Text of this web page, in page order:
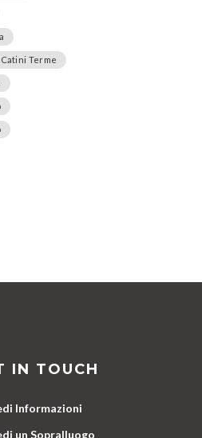
Terme
IN TOUCH
Informazioni
un Sopralluogo